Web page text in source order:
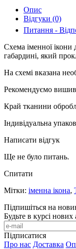
Опис
Відгуки (0)
Питання -
Схема іменної
габардині, який
На схемі вказана
Рекомендуємо
Край тканини
Індивідуальна
Написати відгук
Ще не було питань.
Спитати
Мітки: іменна ікона,
Підпишіться на
Будьте в курсі
Підписатися
Про нас Доставка